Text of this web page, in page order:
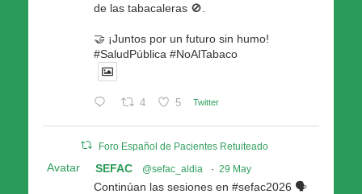
de las tabacaleras 🚫.
🤝 ¡Juntos por un futuro sin humo!
#SaludPública #NoAlTabaco
4 5 Twitter
Foro Español de Pacientes Retuiteado
Avatar SEFAC @sefac_aldia · 29 May
Continúan las sesiones en #sefac2026 🗣️